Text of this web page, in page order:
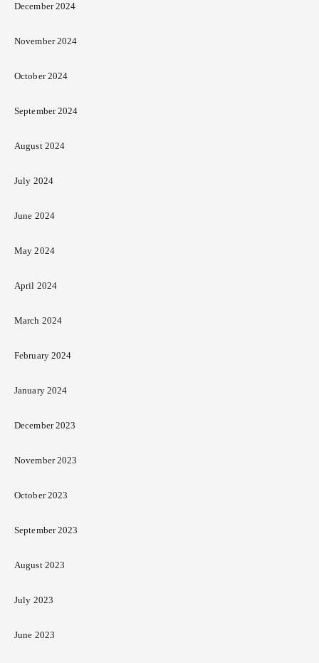
December 2024
November 2024
October 2024
September 2024
August 2024
July 2024
June 2024
May 2024
April 2024
March 2024
February 2024
January 2024
December 2023
November 2023
October 2023
September 2023
August 2023
July 2023
June 2023